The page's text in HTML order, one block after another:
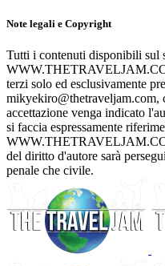
Note legali e Copyright
Tutti i contenuti disponibili sul
terzi solo ed esclusivamente
mikyekiro@thetraveljam.com,
accettazione venga indicato
si faccia espressamente
del diritto d'autore sarà
penale che civile.